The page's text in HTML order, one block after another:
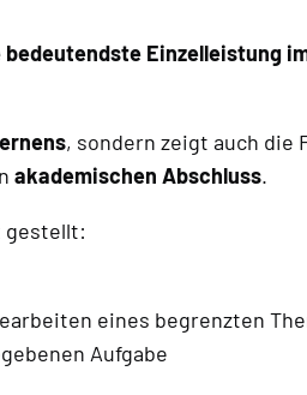
Einzelleistung
, sondern zeigt auch die
akademischen Abschluss.
gestellt:
eines begrenzten
Aufgabe